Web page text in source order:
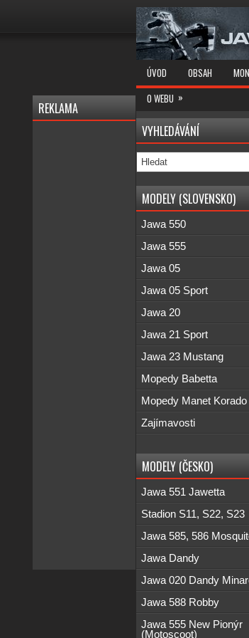
ÚVOD OBSAH
O WEBU »
REKLAMA
VYHLEDÁVÁNÍ
MODELY (SLOVENSKO)
Jawa 550
Jawa 555
Jawa 05
Jawa 05 Sport
Jawa 20
Jawa 21 Sport
Jawa 23 Mustang
Mopedy Babetta
Mopedy Manet Korado
Zajímavosti
MODELY (ČESKO)
Jawa 551 Jawetta
Stadion S11, S22, S23
Jawa 585, 586
Jawa Dandy
Jawa 020 Dandy
Jawa 588 Robby
Jawa 555 New Pionýr
(Motoscoot)